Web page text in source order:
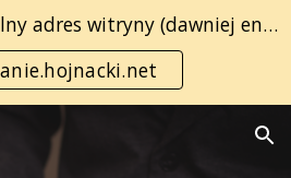
Skip to navigation
To jest nowy, oryginalny adres witryny (dawniej enauczanie.com):